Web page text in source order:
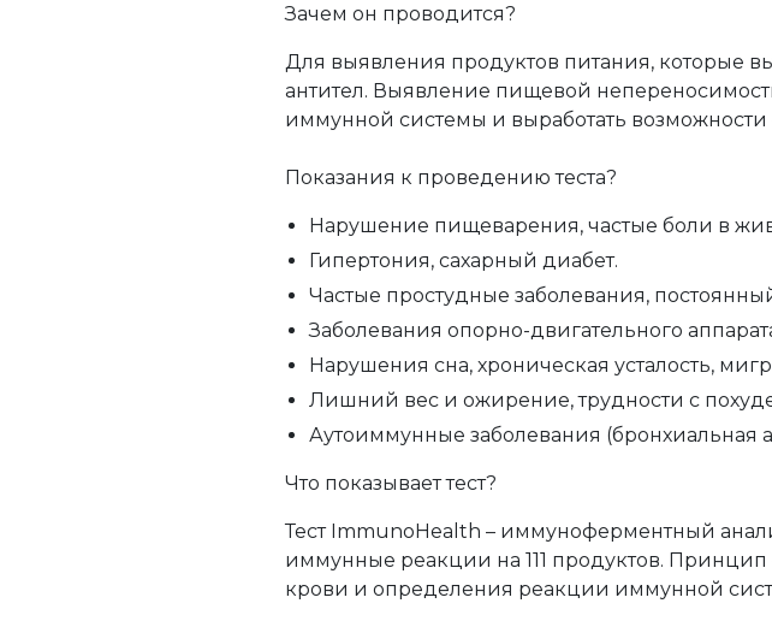
Зачем он проводится?
Для выявления продуктов питания, которые
антител. Выявление пищевой
иммунной системы и выработать
Показания к проведению теста?
Нарушение пищеварения, частые боли в
Гипертония, сахарный диабет.
Частые простудные заболевания,
Заболевания опорно-двигательного
Нарушения сна, хроническая усталость,
Лишний вес и ожирение, трудности с
Аутоиммунные заболевания (бронхиальная
Что показывает тест?
Тест ImmunoHealth – иммуноферментный
иммунные реакции на 111 продуктов. Принцип
крови и определения реакции иммунной